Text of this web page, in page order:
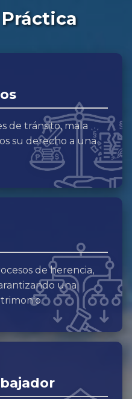
de tránsito, mala
su derecho a una
de herencia,
una